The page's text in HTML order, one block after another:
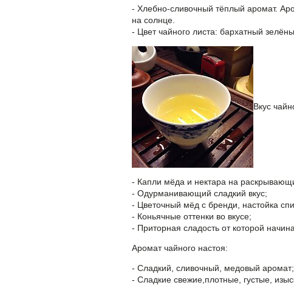
- Хлебно-сливочный тёплый аромат.
на солнце.
- Цвет чайного листа: бархатный
Вкус
- Капли мёда и нектара на
- Одурманивающий сладкий вкус;
- Цветочный мёд с бренди, настойка
- Коньячные оттенки во вкусе;
- Приторная сладость от которой
Аромат чайного настоя:
- Сладкий, сливочный, медовый аромат;
- Сладкие свежие,плотные, густые,